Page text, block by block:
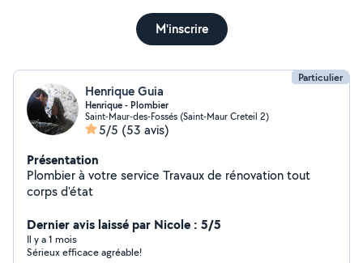
M'inscrire
Particulier
Henrique Guia
Henrique - Plombier
Saint-Maur-des-Fossés (Saint-Maur Creteil 2)
5/5 (53 avis)
Présentation
Plombier à votre service Travaux de rénovation tout
corps d'état
Dernier avis laissé par Nicole : 5/5
Il y a 1 mois
Sérieux efficace agréable!